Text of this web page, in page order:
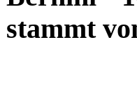
stammt